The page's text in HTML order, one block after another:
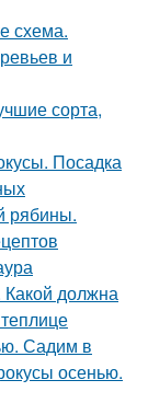
схема.
и
сорта,
Посадка
рябины.
Какой должна
Садим в
осенью.